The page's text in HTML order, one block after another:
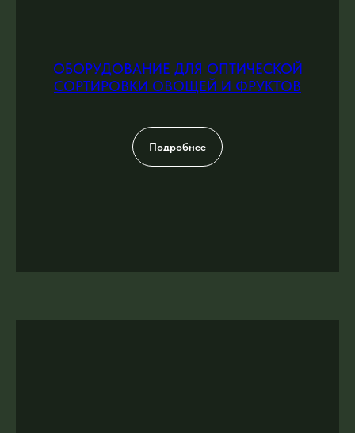
ОБОРУДОВАНИЕ ДЛЯ ОПТИЧЕСКОЙ
СОРТИРОВКИ ОВОЩЕЙ И ФРУКТОВ
Подробнее